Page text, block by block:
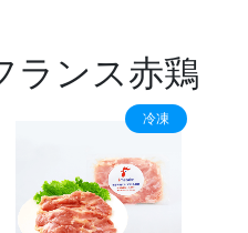
ランス赤鶏
冷凍